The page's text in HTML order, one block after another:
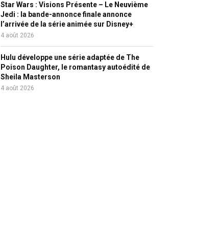
Star Wars : Visions Présente – Le Neuvième
Jedi : la bande-annonce finale annonce
l’arrivée de la série animée sur Disney+
4 août 2026
Hulu développe une série adaptée de The
Poison Daughter, le romantasy autoédité de
Sheila Masterson
4 août 2026